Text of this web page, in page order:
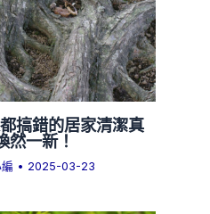
搞錯的居家清潔真
然一新！
• 2025-03-23